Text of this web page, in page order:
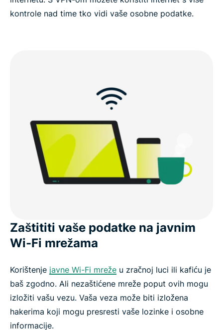
kontrole nad time tko vidi vaše osobne podatke.
Zaštititi vaše podatke na javnim
Wi-Fi mrežama
Korištenje javne Wi-Fi mreže u zračnoj luci ili kafiću je
baš zgodno. Ali nezaštićene mreže poput ovih mogu
izložiti vašu vezu. Vaša veza može biti izložena
hakerima koji mogu presresti vaše lozinke i osobne
informacije.